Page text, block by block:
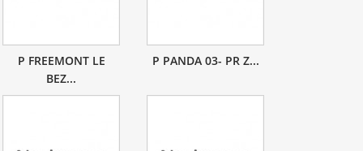
P FREEMONT LE
BEZ...
P PANDA 03- PR Z...